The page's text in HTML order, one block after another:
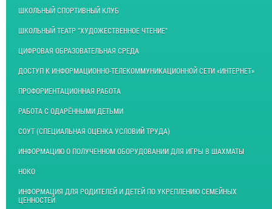
ШКОЛЬНЫЙ СПОРТИВНЫЙ КЛУБ
ШКОЛЬНЫЙ ТЕАТР "ХУДОЖЕСТВЕННОЕ ЧТЕНИЕ"
ЦИФРОВАЯ ОБРАЗОВАТЕЛЬНАЯ СРЕДА
ДОСТУП К ИНФОРМАЦИОННО-ТЕЛЕКОММУНИКАЦИОННОЙ СЕТИ «ИНТЕРНЕТ»
ПРОФОРИЕНТАЦИОННАЯ РАБОТА
РАБОТА С ОДАРЁННЫМИ ДЕТЬМИ
СОУТ (СПЕЦИАЛЬНАЯ ОЦЕНКА УСЛОВИЙ ТРУДА)
ИНФОРМАЦИЮ О ПОЛУЧЕННОМ ОБОРУДОВАНИИ ДЛЯ ИГРЫ В ШАХМАТЫ
НОКО
ИНФОРМАЦИЯ ДЛЯ РОДИТЕЛЕЙ И ДЕТЕЙ ПО УКРЕПЛЕНИЮ СЕМЕЙНЫХ
ЦЕННОСТЕЙ